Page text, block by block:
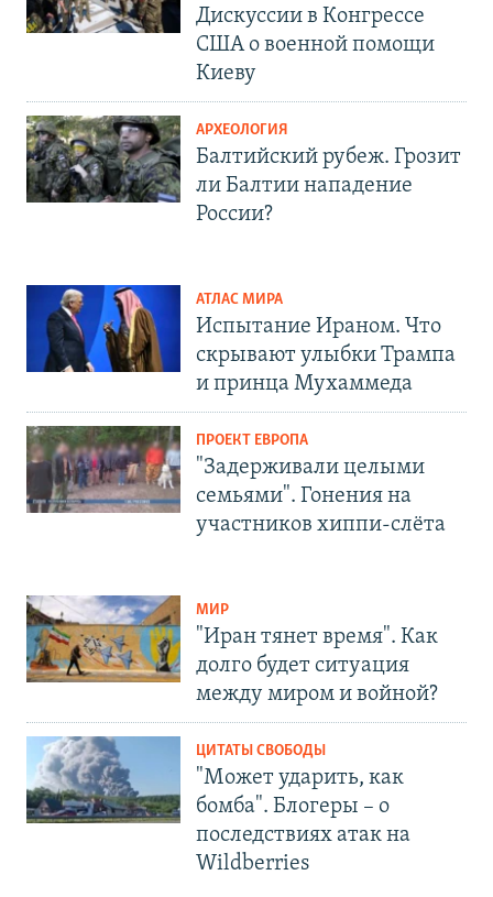
Дискуссии в Конгрессе
США о военной помощи
Киеву
АРХЕОЛОГИЯ
Балтийский рубеж. Грозит
ли Балтии нападение
России?
АТЛАС МИРА
Испытание Ираном. Что
скрывают улыбки Трампа
и принца Мухаммеда
ПРОЕКТ ЕВРОПА
"Задерживали целыми
семьями". Гонения на
участников хиппи-слёта
МИР
"Иран тянет время". Как
долго будет ситуация
между миром и войной?
ЦИТАТЫ СВОБОДЫ
"Может ударить, как
бомба". Блогеры – о
последствиях атак на
Wildberries